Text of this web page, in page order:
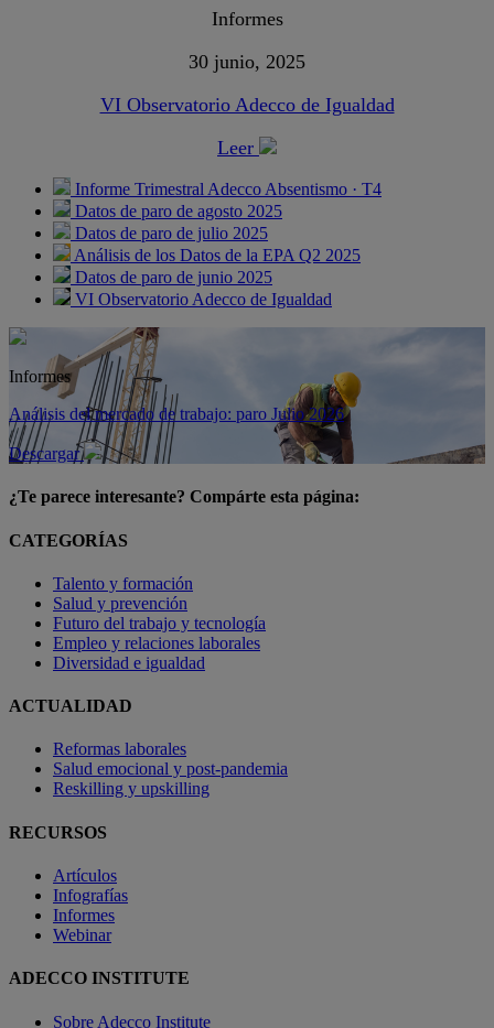
Informes
30 junio, 2025
VI Observatorio Adecco de Igualdad
Leer
Informe Trimestral Adecco Absentismo · T4
Datos de paro de agosto 2025
Datos de paro de julio 2025
Análisis de los Datos de la EPA Q2 2025
Datos de paro de junio 2025
VI Observatorio Adecco de Igualdad
Informes
Análisis del mercado de trabajo: paro Julio 2026
Descargar
¿Te parece interesante? Compárte esta página:
CATEGORÍAS
Talento y formación
Salud y prevención
Futuro del trabajo y tecnología
Empleo y relaciones laborales
Diversidad e igualdad
ACTUALIDAD
Reformas laborales
Salud emocional y post-pandemia
Reskilling y upskilling
RECURSOS
Artículos
Infografías
Informes
Webinar
ADECCO INSTITUTE
Sobre Adecco Institute